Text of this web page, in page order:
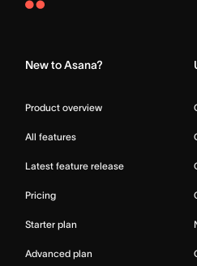
Asana
New to Asana?
Product overview
All features
Latest feature release
Pricing
Starter plan
Advanced plan